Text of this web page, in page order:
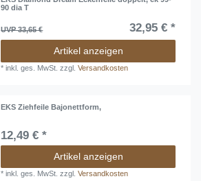
90 dia T
UVP 33,65 € 32,95 € *
Artikel anzeigen
*inkl. ges. MwSt. zzgl.Versandkosten
EKS Ziehfeile Bajonettform,
12,49 € *
Artikel anzeigen
*inkl. ges. MwSt. zzgl.Versandkosten